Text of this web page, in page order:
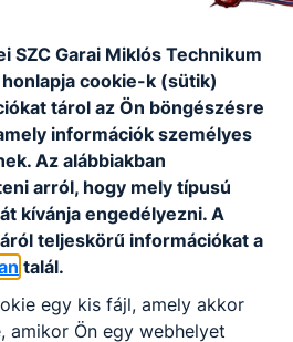
🖤
🖤 Mély fájdalommal
iskolánk egykori
odafentről tekint
néha ránk is.
SZC Garai Miklós Technikum
cookie-k (sütik)
tárol az Ön böngészésre
információk személyes
Az alábbiakban
arról, hogy mely típusú
kívánja engedélyezni. A
teljeskörű információkat a
talál.
egy kis fájl, amely akkor
amikor Ön egy webhelyet